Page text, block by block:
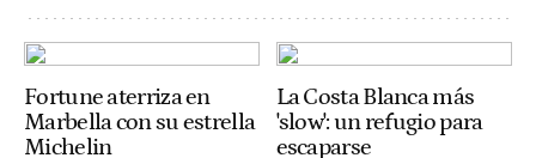
Fortune aterriza en
Marbella con su estrella
Michelin
La Costa Blanca más
'slow': un refugio para
escaparse